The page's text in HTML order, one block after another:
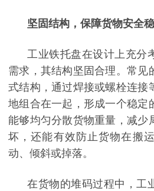
坚固结构，保障货物安全
工业铁托盘在设计上充分
需求，其结构坚固合理。常见
式结构，通过焊接或螺栓连接
地组合在一起，形成一个稳定
能够均匀分散货物重量，减少
坏，还能有效防止货物在搬
动、倾斜或掉落。
在货物的堆码过程中，工